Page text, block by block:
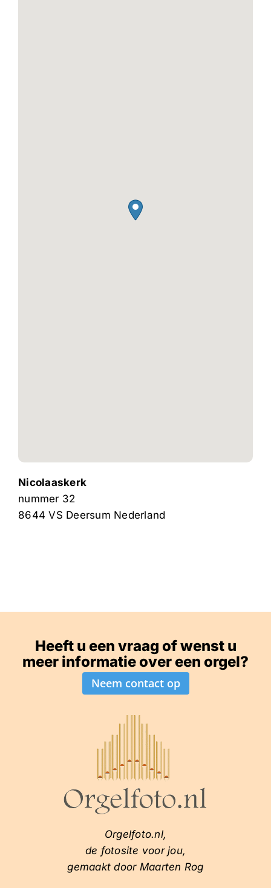
Nicolaaskerk
nummer 32
8644 VS Deersum Nederland
Heeft u een vraag of wenst u
meer informatie over een orgel?
Neem contact op
Orgelfoto.nl,
de fotosite voor jou,
gemaakt door Maarten Rog